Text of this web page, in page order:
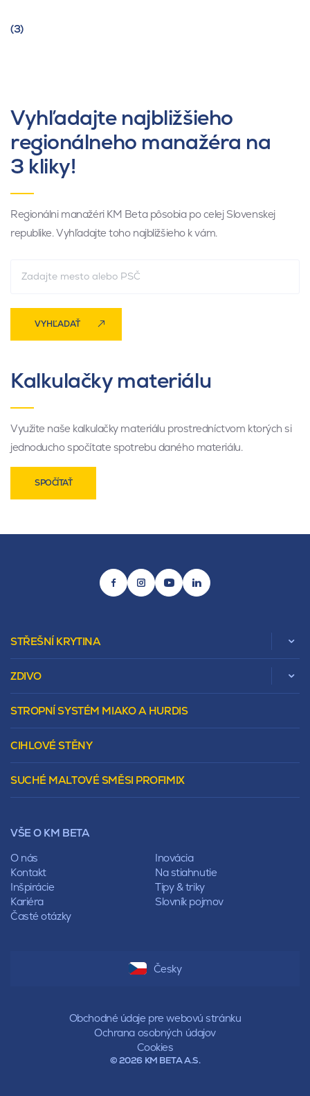
(3)
Vyhľadajte najbližšieho
regionálneho manažéra na
3 kliky!
Regionálni manažéri KM Beta pôsobia po celej Slovenskej
republike. Vyhľadajte toho najbližšieho k vám.
VYHĽADAŤ
Kalkulačky materiálu
Využite naše kalkulačky materiálu prostredníctvom ktorých si
jednoducho spočítate spotrebu daného materiálu.
SPOČÍTAŤ
STŘEŠNÍ KRYTINA
Beta
Sedlová
Valbová
Stanová
Mansardová
Pultová
Sedlová
Polovalbová
Stanová
Mansardová
Pultová
Hodonka
ZDIVO
Murovacie bloky
Tepelnoizolačný prvok
Vencovky
Preklady
Lícové murivo
Pálené zdivo Profiblok
Nosné murivo
Priečky
Vencovky
Preklady
STROPNÍ SYSTÉM MIAKO A HURDIS
CIHLOVÉ STĚNY
SUCHÉ MALTOVÉ SMĚSI PROFIMIX
VŠE O KM BETA
O nás
Inovácia
Kontakt
Na stiahnutie
Inšpirácie
Tipy & triky
Kariéra
Slovník pojmov
Časté otázky
Česky
© 2026 KM BETA A.S.
Obchodné údaje pre webovú stránku
Ochrana osobných údajov
Cookies